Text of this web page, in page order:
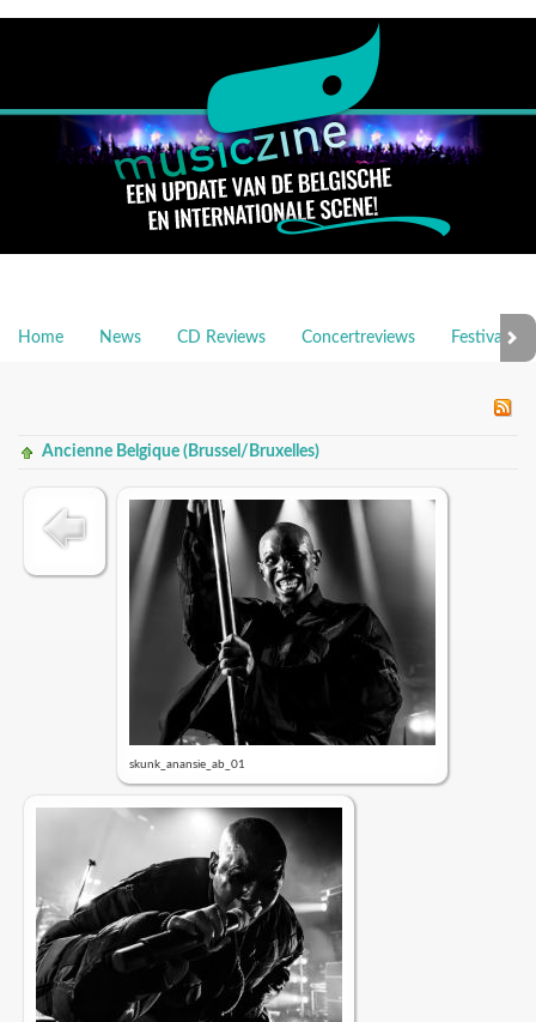
Home News CD Reviews Concertreviews
Ancienne Belgique (Brussel/Bruxelles)
skunk_anansie_ab_01